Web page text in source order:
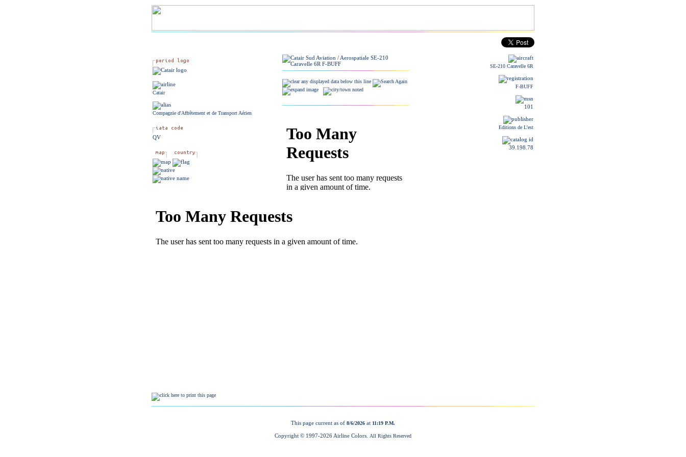
Catair
Compagnie d'Affrêtement et de Transport Aérien
QV
SE-210 Caravelle 6R
F-BUFF
101
Editions de L’est
39.198.78
This page current as of 8/6/2026 at 11:19 P.M.
Copyright © 1997-2026 Airline Colors. All Rights Reserved